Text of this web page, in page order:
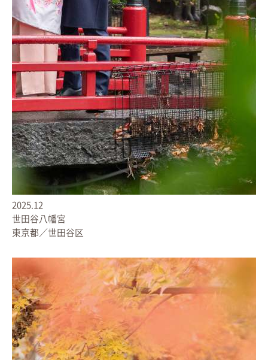
2025.12
世田谷八幡宮
東京都／世田谷区